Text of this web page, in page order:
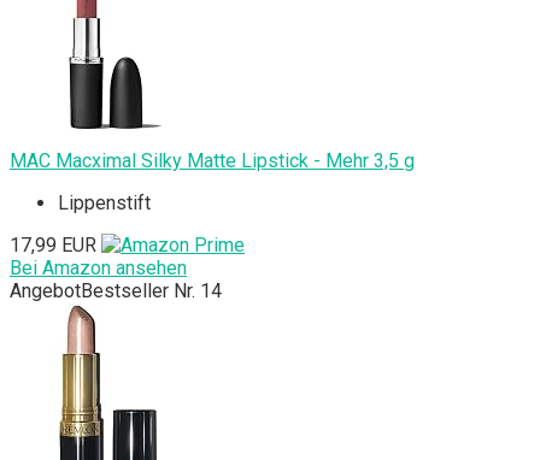
MAC Macximal Silky Matte Lipstick - Mehr 3,5 g
Lippenstift
17,99 EUR
Bei Amazon ansehen
AngebotBestseller Nr. 14